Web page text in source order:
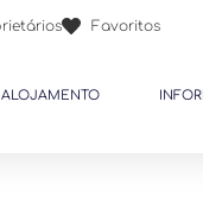
Favoritos
ALOJAMENTO